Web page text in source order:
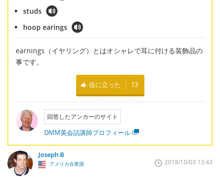
studs
hoop earings
earnings（イヤリング）とはオシャレで耳に付ける装飾品の
事です。
役に立った 13
回答したアンカーのサイト
DMM英会話講師プロフィール
Joseph B
アメリカ合衆国 2018/10/03 13:43